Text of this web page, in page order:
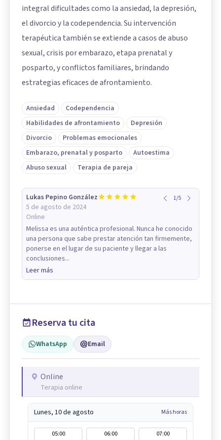
integral dificultades como la ansiedad, la depresión,
el divorcio y la codependencia. Su intervención
terapéutica también se extiende a casos de abuso
sexual, crisis por embarazo, etapa prenatal y
posparto, y conflictos familiares, brindando
estrategias eficaces de afrontamiento.
Ansiedad
Codependencia
Habilidades de afrontamiento
Depresión
Divorcio
Problemas emocionales
Embarazo, prenatal y posparto
Autoestima
Abuso sexual
Terapia de pareja
Lukas Pepino González
5 de agosto de 2024
Online
1/5
Melissa es una auténtica profesional. Nunca he conocido
una persona que sabe prestar atención tan firmemente,
ponerse en el lugar de su paciente y llegar a las
conclusiones...
Leer más
Reserva tu cita
WhatsApp Email
Online
Terapia online
Lunes, 10 de agosto Más horas
05:00 06:00 07:00